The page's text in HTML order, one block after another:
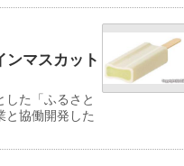
マスカット
た「ふるさと
と協働開発した